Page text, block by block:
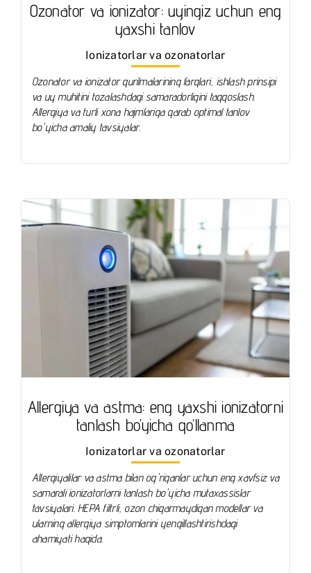
Ozonator va ionizator: uyingiz uchun eng
yaxshi tanlov
Ionizatorlar va ozonatorlar
Ozonator va ionizator qurilmalarining farqlari, ishlash prinsipi
va uy muhitini tozalashdagi samaradorligini taqqoslash.
Allergiya va turli xona hajmlariga qarab optimal tanlov
bo'yicha amaliy tavsiyalar.
Allergiya va astma: eng yaxshi ionizatorni
tanlash bo’yicha qo’llanma
Ionizatorlar va ozonatorlar
Allergiyalilar va astma bilan og'riganlar uchun eng xavfsiz va
samarali ionizatorlarni tanlash bo'yicha mutaxassislar
tavsiyalari. HEPA filtrli, ozon chiqarmaydigan modellar va
ularning allergiya simptomlarini yengillashtirishdagi
ahamiyati haqida.